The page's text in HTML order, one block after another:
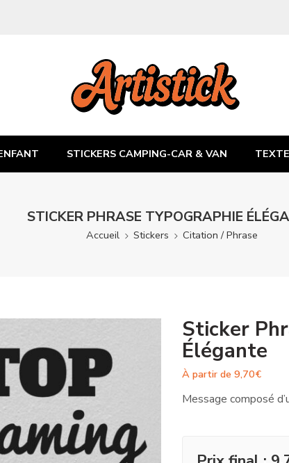
STICKERS CAMPING-CAR & VAN
STICKER PHRASE TYPOGRAPHIE
Accueil Stickers Citation / Phrase
Sticker
Élégante
À partir de 9,70€
Message composé